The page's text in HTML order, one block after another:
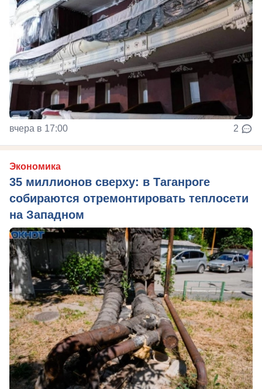
вчера в 17:00 2
Экономика
35 миллионов сверху: в Таганроге
собираются отремонтировать теплосети
на Западном